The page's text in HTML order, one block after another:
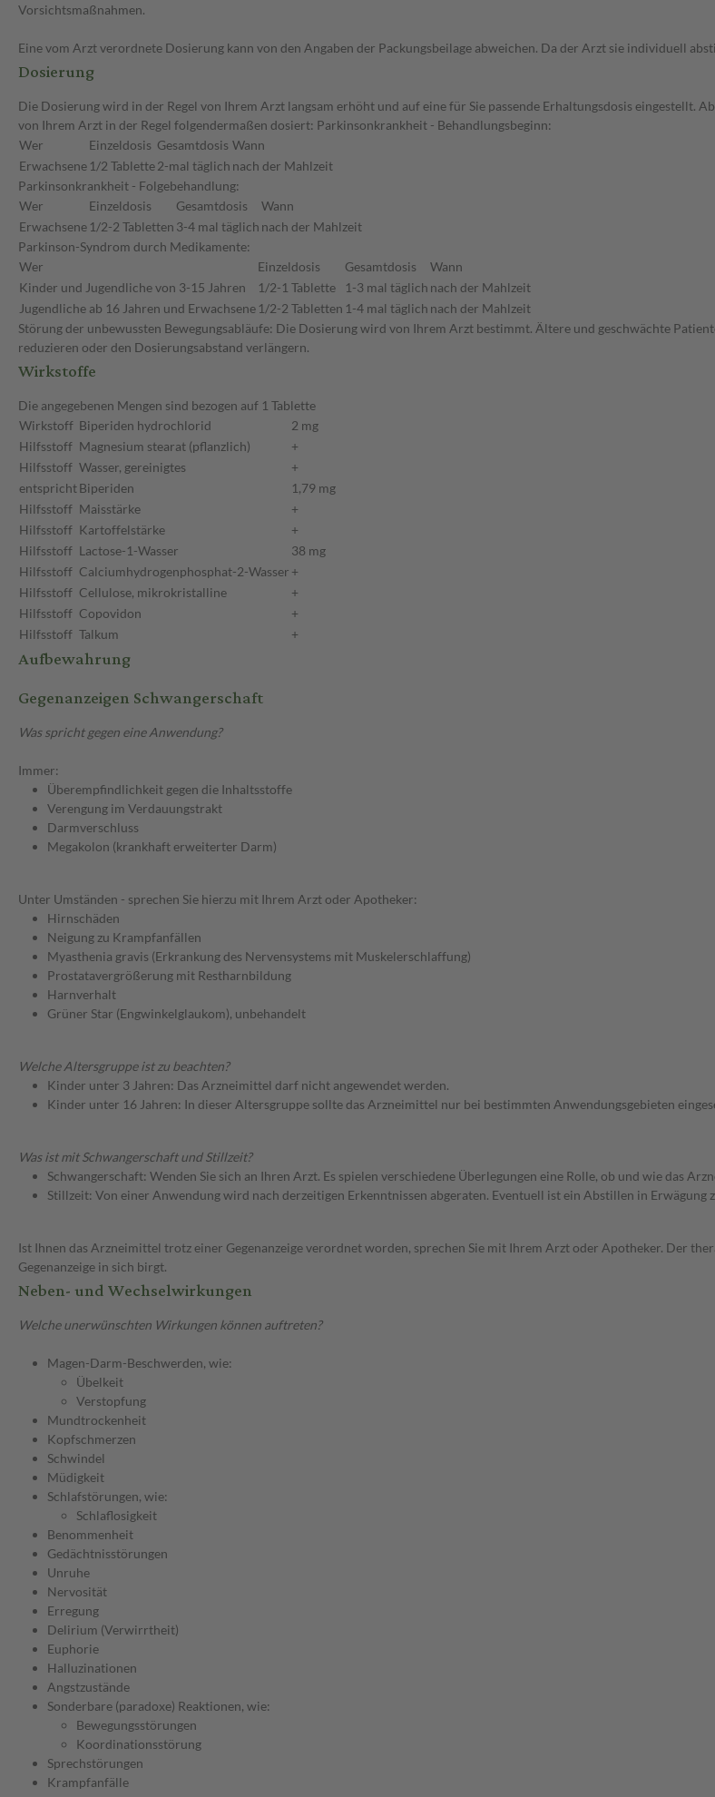
Vorsichtsmaßnahmen.
Eine vom Arzt verordnete Dosierung kann von den Angaben der Packungsbeilage abweichen. Da der Arzt sie individuell
Dosierung
Die Dosierung wird in der Regel von Ihrem Arzt langsam erhöht und auf eine für Sie passende Erhaltungsdosis eingestellt.
von Ihrem Arzt in der Regel folgendermaßen dosiert: Parkinsonkrankheit - Behandlungsbeginn:
Wer
Einzeldosis Gesamtdosis Wann
Erwachsene 1/2 Tablette2-mal täglich nach der Mahlzeit
Parkinsonkrankheit - Folgebehandlung:
Wer
Einzeldosis Gesamtdosis
Wann
Erwachsene 1/2-2 Tabletten 3-4 mal täglich nach der Mahlzeit
Parkinson-Syndrom durch Medikamente:
Wer
Einzeldosis Gesamtdosis
Wann
Kinder und Jugendliche von 3-15 Jahren
1/2-1 Tablette 1-3 mal täglich nach der Mahlzeit
Jugendliche ab 16 Jahren und Erwachsene 1/2-2 Tabletten 1-4 mal täglich nach der Mahlzeit
Störung der unbewussten Bewegungsabläufe: Die Dosierung wird von Ihrem Arzt bestimmt. Ältere und geschwächte
reduzieren oder den Dosierungsabstand verlängern.
Wirkstoffe
Die angegebenen Mengen sind bezogen auf 1 Tablette
Wirkstoff Biperiden hydrochlorid
2 mg
Hilfsstoff Magnesium stearat (pflanzlich)
+
Hilfsstoff Wasser, gereinigtes
+
entsprichtBiperiden
1,79 mg
Hilfsstoff Maisstärke
+
Hilfsstoff Kartoffelstärke
+
Hilfsstoff Lactose-1-Wasser
38 mg
Hilfsstoff Calciumhydrogenphosphat-2-Wasser +
Hilfsstoff Cellulose, mikrokristalline
+
Hilfsstoff Copovidon
+
Hilfsstoff Talkum +
Aufbewahrung
Gegenanzeigen Schwangerschaft
Was spricht gegen eine Anwendung?
Immer:
Überempfindlichkeit gegen die Inhaltsstoffe
Verengung im Verdauungstrakt
Darmverschluss
Megakolon (krankhaft erweiterter Darm)
Unter Umständen - sprechen Sie hierzu mit Ihrem Arzt oder Apotheker:
Hirnschäden
Neigung zu Krampfanfällen
Myasthenia gravis (Erkrankung des Nervensystems mit Muskelerschlaffung)
Prostatavergrößerung mit Restharnbildung
Harnverhalt
Grüner Star (Engwinkelglaukom), unbehandelt
Welche Altersgruppe ist zu beachten?
Kinder unter 3 Jahren: Das Arzneimittel darf nicht angewendet werden.
Kinder unter 16 Jahren: In dieser Altersgruppe sollte das Arzneimittel nur bei bestimmten Anwendungsgebieten
Was ist mit Schwangerschaft und Stillzeit?
Schwangerschaft: Wenden Sie sich an Ihren Arzt. Es spielen verschiedene Überlegungen eine Rolle, ob und wie das
Stillzeit: Von einer Anwendung wird nach derzeitigen Erkenntnissen abgeraten. Eventuell ist ein Abstillen in Erwägung
Ist Ihnen das Arzneimittel trotz einer Gegenanzeige verordnet worden, sprechen Sie mit Ihrem Arzt oder Apotheker. Der
Gegenanzeige in sich birgt.
Neben- und Wechselwirkungen
Welche unerwünschten Wirkungen können auftreten?
Magen-Darm-Beschwerden, wie:
Übelkeit
Verstopfung
Mundtrockenheit
Kopfschmerzen
Schwindel
Müdigkeit
Schlafstörungen, wie:
Schlaflosigkeit
Benommenheit
Gedächtnisstörungen
Unruhe
Nervosität
Erregung
Delirium (Verwirrtheit)
Euphorie
Halluzinationen
Angstzustände
Sonderbare (paradoxe) Reaktionen, wie:
Bewegungsstörungen
Koordinationsstörung
Sprechstörungen
Krampfanfälle